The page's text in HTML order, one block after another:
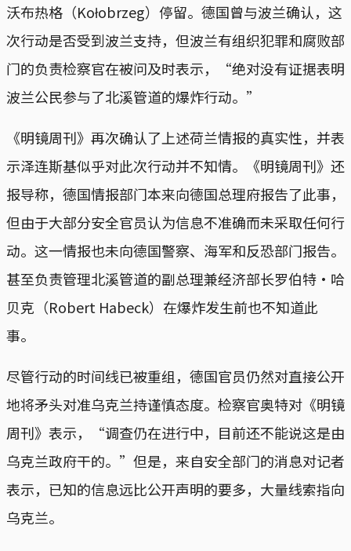
沃布热格（Kołobrzeg）停留。德国曾与波兰确认，这
次行动是否受到波兰支持，但波兰有组织犯罪和腐败部
门的负责检察官在被问及时表示，“绝对没有证据表明
波兰公民参与了北溪管道的爆炸行动。”
《明镜周刊》再次确认了上述荷兰情报的真实性，并表
示泽连斯基似乎对此次行动并不知情。《明镜周刊》还
报导称，德国情报部门本来向德国总理府报告了此事，
但由于大部分安全官员认为信息不准确而未采取任何行
动。这一情报也未向德国警察、海军和反恐部门报告。
甚至负责管理北溪管道的副总理兼经济部长罗伯特·哈
贝克（Robert Habeck）在爆炸发生前也不知道此
事。
尽管行动的时间线已被重组，德国官员仍然对直接公开
地将矛头对准乌克兰持谨慎态度。检察官奥特对《明镜
周刊》表示，“调查仍在进行中，目前还不能说这是由
乌克兰政府干的。”但是，来自安全部门的消息对记者
表示，已知的信息远比公开声明的要多，大量线索指向
乌克兰。